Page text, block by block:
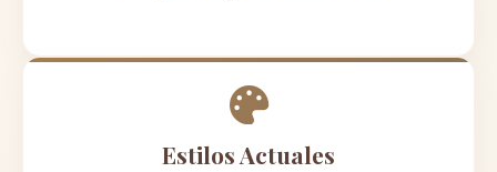
Estilos Actuales